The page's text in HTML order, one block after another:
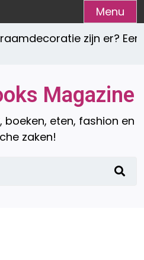
Menu
zijn er? Een
Magazine
eten, fashion en
zaken!